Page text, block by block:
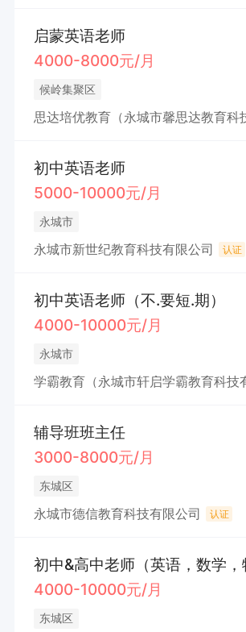
启蒙英语老师
4000-8000元/月
候岭集聚区
初中英语老师
5000-10000元/月
永城市
永城市新世纪教育科技有限公司 认证
初中英语老师（不.要短.期）
4000-10000元/月
永城市
辅导班班主任
3000-8000元/月
东城区
永城市德信教育科技有限公司 认证
初中&高中老师（英语，数学，
4000-10000元/月
东城区